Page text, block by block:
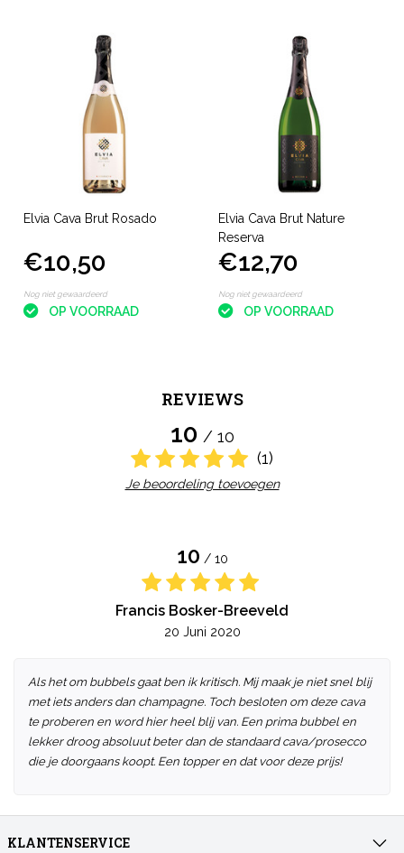
Elvia Cava Brut Rosado
€10,50
Nog niet gewaardeerd
OP VOORRAAD
Elvia Cava Brut Nature
Reserva
€12,70
Nog niet gewaardeerd
OP VOORRAAD
REVIEWS
10 / 10
(1)
Je beoordeling toevoegen
10 / 10
Francis Bosker-Breeveld
20 Juni 2020
Als het om bubbels gaat ben ik kritisch. Mij maak je niet snel blij
met iets anders dan champagne. Toch besloten om deze cava
te proberen en word hier heel blij van. Een prima bubbel en
lekker droog absoluut beter dan de standaard cava/prosecco
die je doorgaans koopt. Een topper en dat voor deze prijs!
KLANTENSERVICE